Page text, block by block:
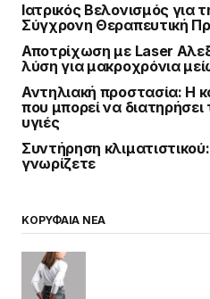
Ιατρικός Βελονισμός για
Σύγχρονη Θεραπευτική
Αποτρίχωση με Laser
λύση για μακροχρόνια
Αντηλιακή προστασία: Η
που μπορεί να διατηρήσει
υγιές
Συντήρηση
γνωρίζετε
ΚΟΡΥΦΑΙΑ ΝΕΑ